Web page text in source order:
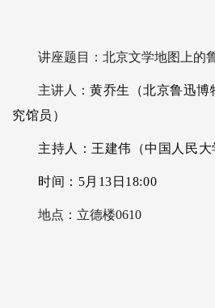
讲座题目：北京文学地图上的
主讲人： 黄乔生（北京鲁迅博
究馆员）
主持人：王建伟（中国人民大
时间：5月13日18:00
地点：立德楼0610